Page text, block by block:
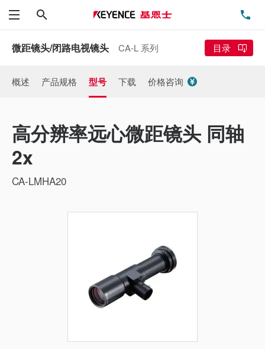
菜单
微距镜头/闭路电视镜头 CA-L 系列 目录
概述 产品规格 型号 下载 价格咨询
高分辨率远心微距镜头 同轴
2x
CA-LMHA20